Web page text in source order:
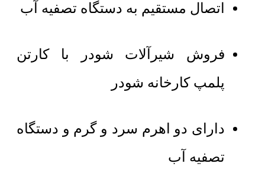
اتصال مستقیم به دستگاه تصفیه آب
فروش شیرآلات شودر با کارتن
پلمپ کارخانه شودر
دارای دو اهرم سرد و گرم و دستگاه
تصفیه آب